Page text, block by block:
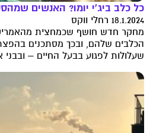
כל כלב ביג'י יומו? האנשים
18.1.2024 רחלי ווקס
מחקר חדש חושף שכמחצית
הכלבים שלהם, ובכך מסתכנים
שעלולות לפגוע בבעל החיים –